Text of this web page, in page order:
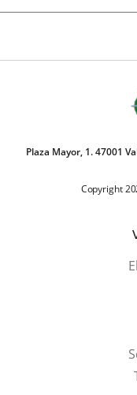
Plaza Mayor, 1. 47001
Copyright